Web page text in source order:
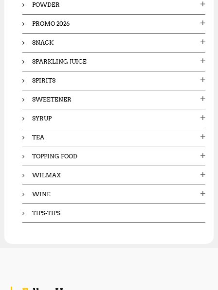
POWDER
PROMO 2026
SNACK
SPARKLING JUICE
SPIRITS
SWEETENER
SYRUP
TEA
TOPPING FOOD
WILMAX
WINE
TIPS-TIPS